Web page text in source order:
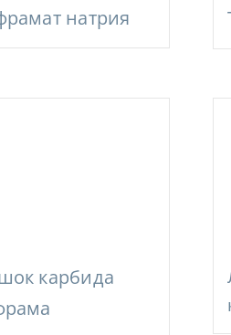
натрия
карбида